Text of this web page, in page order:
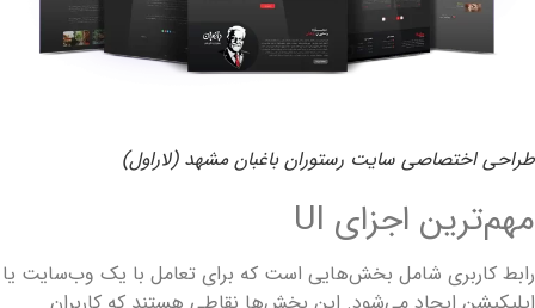
طراحی اختصاصی سایت رستوران باغبان مشهد (لاراول)
مهم‌ترین اجزای UI
رابط کاربری شامل بخش‌هایی است که برای تعامل با یک وب‌سایت یا